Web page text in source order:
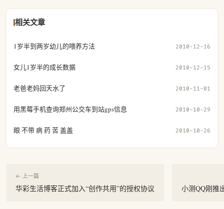
相关文章
1岁半到两岁幼儿的喂养方法 2010-12-16
女儿1岁半的成长数据 2010-12-15
老爸老妈回天水了 2010-11-01
用黑莓手机查询郑州公交车到站gps信息 2010-10-29
眼 不带 病 药 苦 盖盖 2010-10-26
← 上一篇
华彩生活博客正式加入“创作共用”的授权协议 小测QQ刚推